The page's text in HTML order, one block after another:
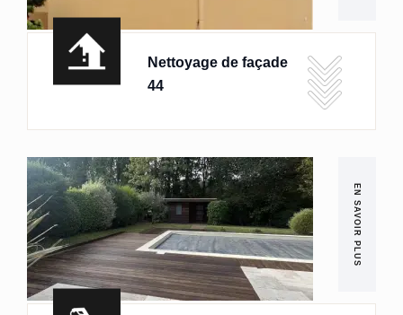
Nettoyage de façade
44
EN SAVOIR PLUS